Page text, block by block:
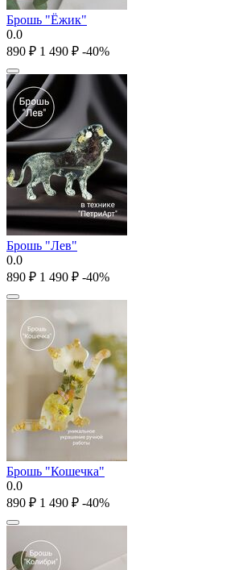
Брошь "Ёжик"
0.0
‍890‍ ₽ 1 490 ₽ -40%
Брошь "Лев"
0.0
‍890‍ ₽ 1 490 ₽ -40%
Брошь "Кошечка"
0.0
‍890‍ ₽ 1 490 ₽ -40%